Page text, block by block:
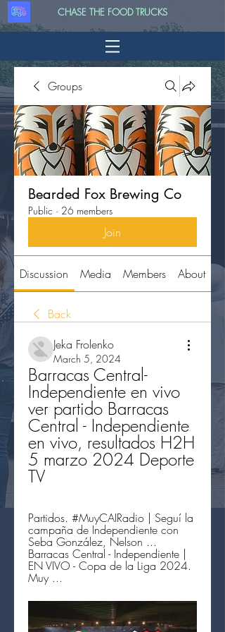
CHASE THE FOOD TRUCKS
Groups
Bearded Fox Brewing Co
Public · 26 members
Join
Discussion Media Members About
Back
Jeka Frolenko
March 5, 2024
Barracas Central-
Independiente en vivo
ver partido Barracas
Central - Independiente
en vivo, resultados H2H
5 marzo 2024 Deporte
TV
Partidos. #MuyCAIRadio | Seguí la
campaña de Independiente con
Seba González, Nelson ...
Barracas Central - Independiente |
EN VIVO - Copa de la Liga 2024.
Muy ...